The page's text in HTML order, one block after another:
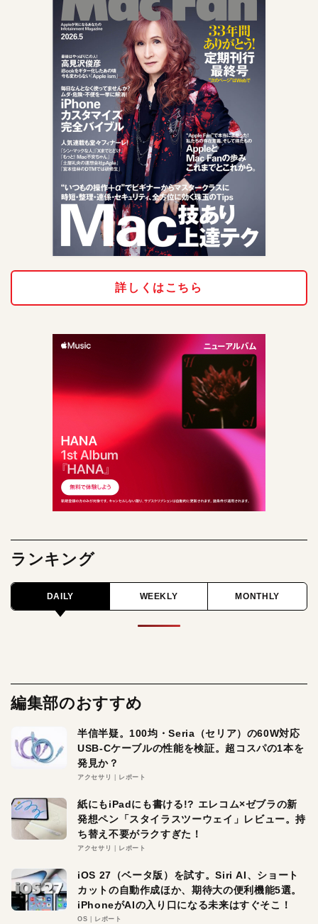
詳しくはこちら
ランキング
DAILY WEEKLY MONTHLY
編集部のおすすめ
半信半疑。100均・Seria（セリア）の60W対応
USB-Cケーブルの性能を検証。超コスパの1本を
発見か？
アクセサリ レポート
紙にもiPadにも書ける!? エレコム×ゼブラの新
発想ペン「スタイラスツーウェイ」レビュー。持
ち替え不要がラクすぎた！
アクセサリ レポート
iOS 27（ベータ版）を試す。Siri AI、ショート
カットの自動作成ほか、期待大の便利機能5選。
iPhoneがAIの入り口になる未来はすぐそこ！
OS レポート